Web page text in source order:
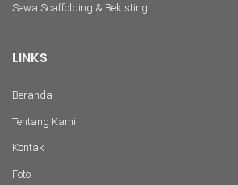
Sewa Scaffolding & Bekisting
LINKS
Beranda
Tentang Kami
Kontak
Foto